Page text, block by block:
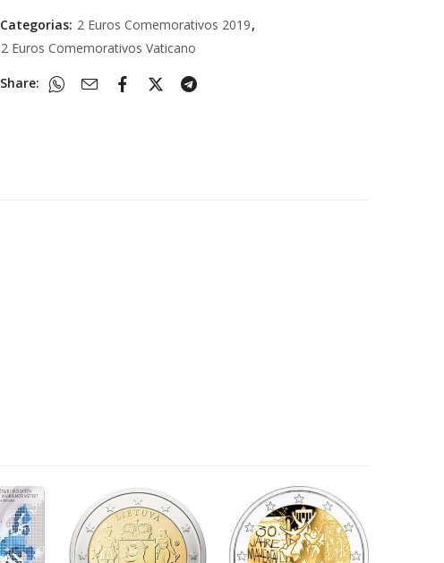
Categorias: 2 Euros Comemorativos 2019,
2 Euros Comemorativos Vaticano
Share: